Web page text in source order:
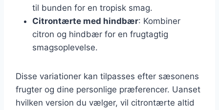
til bunden for en tropisk smag.
Citrontærte med hindbær: Kombiner
citron og hindbær for en frugtagtig
smagsoplevelse.
Disse variationer kan tilpasses efter sæsonens
frugter og dine personlige præferencer. Uanset
hvilken version du vælger, vil citrontærte altid